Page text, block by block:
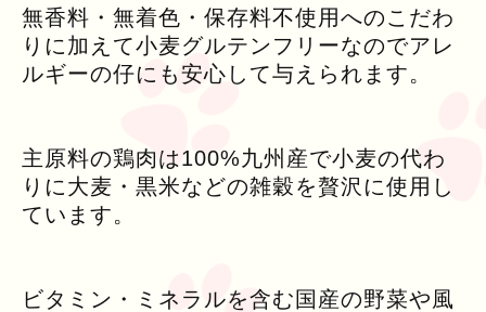
無香料・無着色・保存料不使用へのこだわ
りに加えて小麦グルテンフリーなのでアレ
ルギーの仔にも安心して与えられます。
主原料の鶏肉は100%九州産で小麦の代わ
りに大麦・黒米などの雑穀を贅沢に使用し
ています。
ビタミン・ミネラルを含む国産の野菜や風